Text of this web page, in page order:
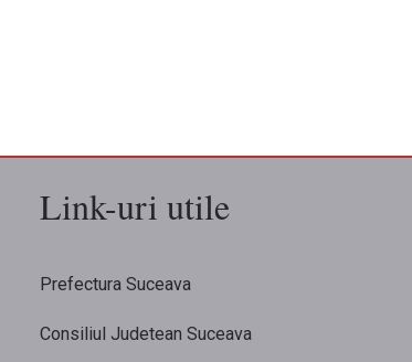
Link-uri utile
Prefectura Suceava
Consiliul Judetean Suceava